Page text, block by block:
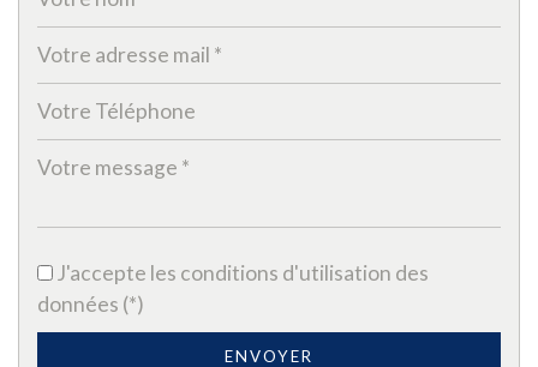
Bureau de poste
Nombre d'habitants
Propriétaires (vs. locataires)
Taxe habitation
21,04 %
J'accepte les conditions d'utilisation des
données (*)
ENVOYER